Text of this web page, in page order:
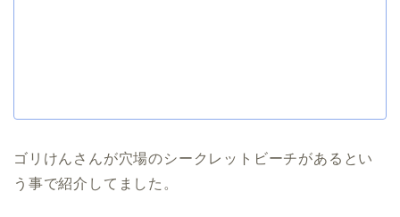
ゴリけんさんが穴場のシークレットビーチがあるとい
う事で紹介してました。